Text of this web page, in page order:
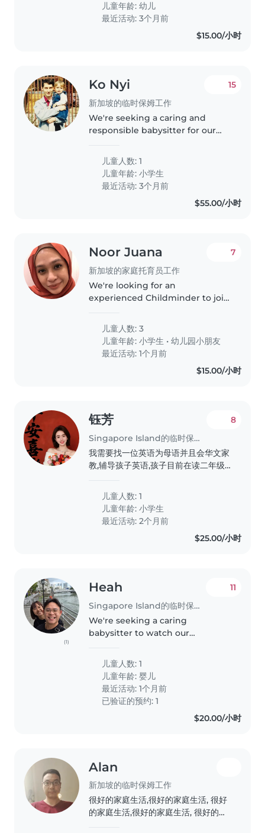
儿童年龄:幼儿
最近活动: 3个月前
$15.00/小时
Ko Nyi
新加坡的临时保姆工作
15
We're seeking a caring and
responsible babysitter for our
schooler. Our child has asthma,
so experience with special
needs is a plus. You should be
comfortable..
儿童人数: 1
儿童年龄:小学生
最近活动: 3个月前
$55.00/小时
Noor Juana
新加坡的家庭托育员工作
7
We're looking for an
experienced Childminder to join
our 3 wonderful children, aged 4
and 7. Our kids are intelligent,
affectionate, and friendly -..
儿童人数: 3
儿童年龄:小学生 •幼儿园小朋友
最近活动: 1个月前
$15.00/小时
钰芳
Singapore Island的临时保姆工作
8
我需要找一位英语为母语并且会华文家
教,辅导孩子英语,孩子目前在读二年级,
天下午两小时辅导
儿童人数: 1
儿童年龄:小学生
最近活动: 2个月前
$25.00/小时
(1)
Heah
Singapore Island的临时保姆工作
11
We're seeking a caring
babysitter to watch our
baby at our home. He is 3 years
old now. We'd love someone
who speaks English and
Mandarin to engage..
儿童人数: 1
儿童年龄:婴儿
最近活动: 1个月前
已验证的预约: 1
$20.00/小时
Alan
新加坡的临时保姆工作
很好的家庭生活,很好的家庭生活, 很好
的家庭生活,很好的家庭生活, 很好的家